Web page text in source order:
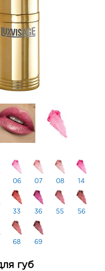
06 07 08 14
33 36 55 56
68 69
губ